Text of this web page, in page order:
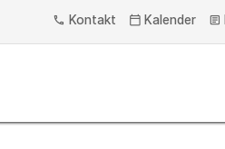
phone Kontakt calendar_today Kalender article